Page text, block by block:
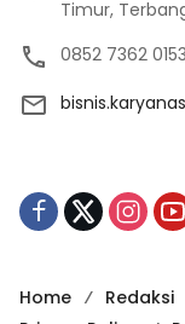
Timur,
0852 7362 0153
Home Redaksi